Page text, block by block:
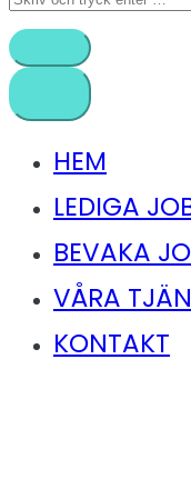
efter:
HEM
LEDIGA
BEVAKA
VÅRA
KONTAKT